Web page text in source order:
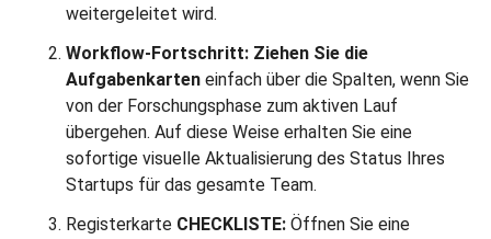
weitergeleitet wird.
Workflow-Fortschritt: Ziehen Sie die
Aufgabenkarten einfach über die Spalten, wenn Sie
von der Forschungsphase zum aktiven Lauf
übergehen. Auf diese Weise erhalten Sie eine
sofortige visuelle Aktualisierung des Status Ihres
Startups für das gesamte Team.
Registerkarte CHECKLISTE: Öffnen Sie eine